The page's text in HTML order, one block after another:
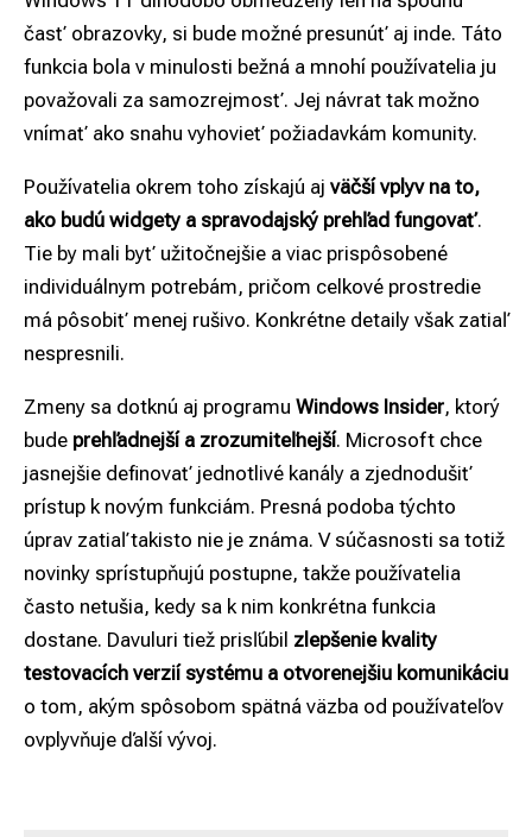
časť obrazovky, si bude možné presunúť aj inde. Táto
funkcia bola v minulosti bežná a mnohí používatelia ju
považovali za samozrejmosť. Jej návrat tak možno
vnímať ako snahu vyhovieť požiadavkám komunity.
Používatelia okrem toho získajú aj väčší vplyv na to,
ako budú widgety a spravodajský prehľad fungovať.
Tie by mali byť užitočnejšie a viac prispôsobené
individuálnym potrebám, pričom celkové prostredie
má pôsobiť menej rušivo. Konkrétne detaily však zatiaľ
nespresnili.
Zmeny sa dotknú aj programu Windows Insider, ktorý
bude prehľadnejší a zrozumiteľnejší. Microsoft chce
jasnejšie definovať jednotlivé kanály a zjednodušiť
prístup k novým funkciám. Presná podoba týchto
úprav zatiaľ takisto nie je známa. V súčasnosti sa totiž
novinky sprístupňujú postupne, takže používatelia
často netušia, kedy sa k nim konkrétna funkcia
dostane. Davuluri tiež prisľúbil zlepšenie kvality
testovacích verzií systému a otvorenejšiu komunikáciu
o tom, akým spôsobom spätná väzba od používateľov
ovplyvňuje ďalší vývoj.